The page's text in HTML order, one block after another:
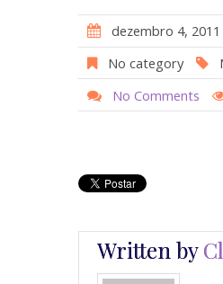
e
b
o
o
at
s
A
p
itt
er
dezembro 4, 2011
No category
No Comments
Written by